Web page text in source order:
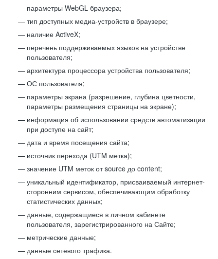
параметры WebGL браузера;
тип доступных медиа-устройств в браузере;
наличие ActiveX;
перечень поддерживаемых языков на устройстве
пользователя;
архитектура процессора устройства пользователя;
ОС пользователя;
параметры экрана (разрешение, глубина цветности,
параметры размещения страницы на экране);
информация об использовании средств автоматизации
при доступе на сайт;
дата и время посещения сайта;
источник перехода (UTM метка);
значение UTM меток от source до content;
уникальный идентификатор, присваиваемый интернет-
сторонним сервисом, обеспечивающим обработку
статистических данных;
данные, содержащиеся в личном кабинете
пользователя, зарегистрированного на Сайте;
метрические данные;
данные сетевого трафика.